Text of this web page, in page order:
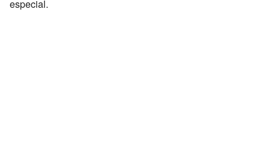
especial.